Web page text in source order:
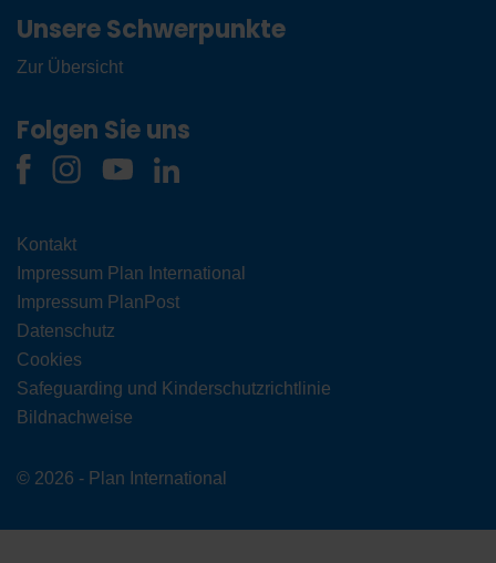
Unsere Schwerpunkte
Zur Übersicht
Folgen Sie uns
Kontakt
Impressum Plan International
Impressum PlanPost
Datenschutz
Cookies
Safeguarding und Kinderschutzrichtlinie
Bildnachweise
© 2026 - Plan International